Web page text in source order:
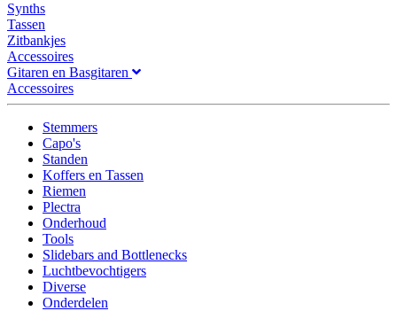
Synths
Tassen
Zitbankjes
Accessoires
Gitaren en Basgitaren
Accessoires
Stemmers
Capo's
Standen
Koffers en Tassen
Riemen
Plectra
Onderhoud
Tools
Slidebars and Bottlenecks
Luchtbevochtigers
Diverse
Onderdelen